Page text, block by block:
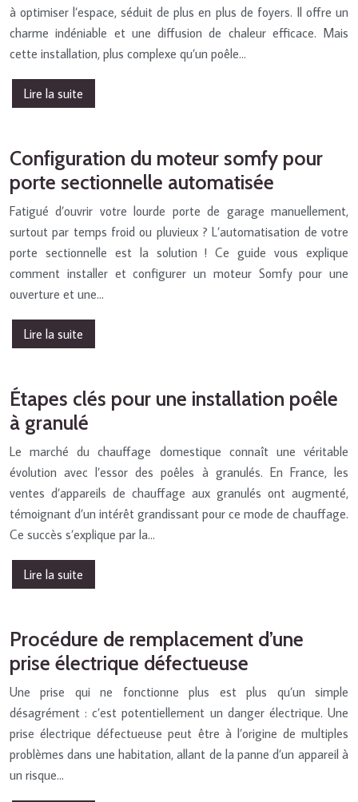
à optimiser l’espace, séduit de plus en plus de foyers. Il offre un
charme indéniable et une diffusion de chaleur efficace. Mais
cette installation, plus complexe qu’un poêle…
Lire la suite
Configuration du moteur somfy pour
porte sectionnelle automatisée
Fatigué d’ouvrir votre lourde porte de garage manuellement,
surtout par temps froid ou pluvieux ? L’automatisation de votre
porte sectionnelle est la solution ! Ce guide vous explique
comment installer et configurer un moteur Somfy pour une
ouverture et une…
Lire la suite
Étapes clés pour une installation poêle
à granulé
Le marché du chauffage domestique connaît une véritable
évolution avec l’essor des poêles à granulés. En France, les
ventes d’appareils de chauffage aux granulés ont augmenté,
témoignant d’un intérêt grandissant pour ce mode de chauffage.
Ce succès s’explique par la…
Lire la suite
Procédure de remplacement d’une
prise électrique défectueuse
Une prise qui ne fonctionne plus est plus qu’un simple
désagrément : c’est potentiellement un danger électrique. Une
prise électrique défectueuse peut être à l’origine de multiples
problèmes dans une habitation, allant de la panne d’un appareil à
un risque…